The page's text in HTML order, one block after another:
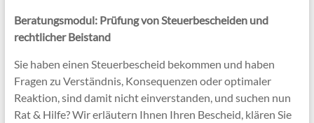
Beratungsmodul: Prüfung von Steuerbescheiden und
rechtlicher Beistand
Sie haben einen Steuerbescheid bekommen und haben
Fragen zu Verständnis, Konsequenzen oder optimaler
Reaktion, sind damit nicht einverstanden, und suchen nun
Rat & Hilfe? Wir erläutern Ihnen Ihren Bescheid, klären Sie